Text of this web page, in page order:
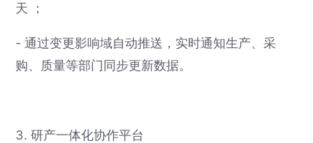
天 ；
- 通过变更影响域自动推送，实时通知生产、采
购、质量等部门同步更新数据。
3. 研产一体化协作平台